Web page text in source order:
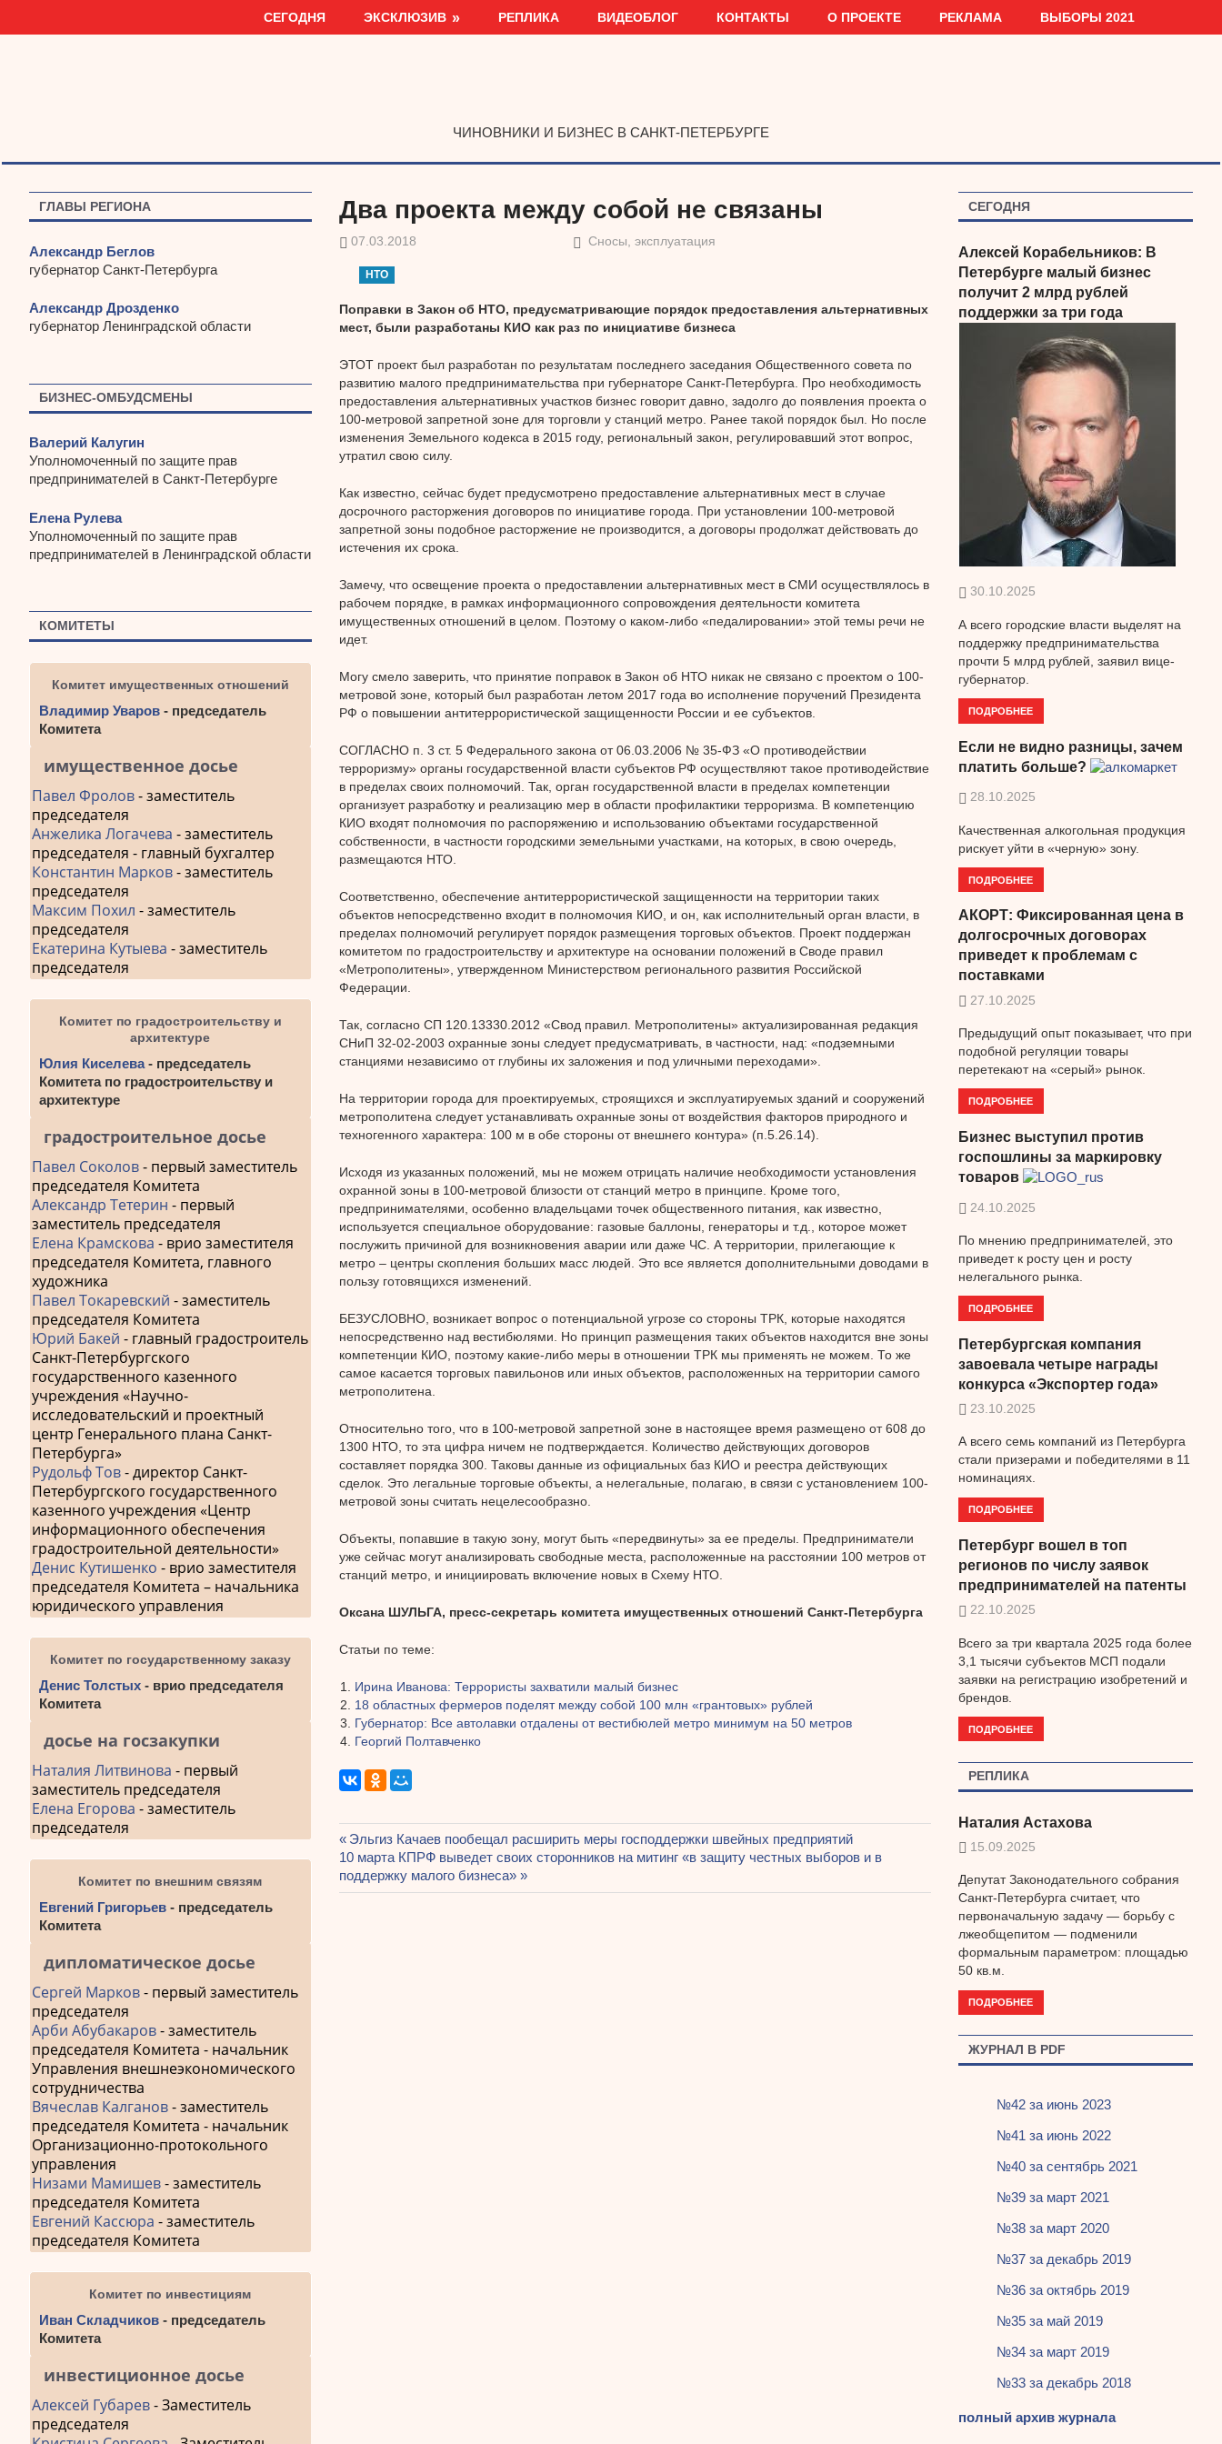
СЕГОДНЯ ЭКСКЛЮЗИВ РЕПЛИКА ВИДЕОБЛОГ КОНТАКТЫ О ПРОЕКТЕ РЕКЛАМА ВЫБОРЫ 2021
ЧИНОВНИКИ И БИЗНЕС В САНКТ-ПЕТЕРБУРГЕ
Два проекта между собой не связаны
07.03.2018 Сносы, эксплуатация
НТО
Поправки в Закон об НТО, предусматривающие порядок предоставления альтернативных
мест, были разработаны КИО как раз по инициативе бизнеса
ЭТОТ проект был разработан по результатам последнего заседания Общественного совета по
развитию малого предпринимательства при губернаторе Санкт-Петербурга. Про необходимость
предоставления альтернативных участков бизнес говорит давно, задолго до появления проекта о
100-метровой запретной зоне для торговли у станций метро. Ранее такой порядок был. Но после
изменения Земельного кодекса в 2015 году, региональный закон, регулировавший этот вопрос,
утратил свою силу.
Как известно, сейчас будет предусмотрено предоставление альтернативных мест в случае
досрочного расторжения договоров по инициативе города. При установлении 100-метровой
запретной зоны подобное расторжение не производится, а договоры продолжат действовать до
истечения их срока.
Замечу, что освещение проекта о предоставлении альтернативных мест в СМИ осуществлялось в
рабочем порядке, в рамках информационного сопровождения деятельности комитета
имущественных отношений в целом. Поэтому о каком-либо «педалировании» этой темы речи не
идет.
Могу смело заверить, что принятие поправок в Закон об НТО никак не связано с проектом о 100-
метровой зоне, который был разработан летом 2017 года во исполнение поручений Президента
РФ о повышении антитеррористической защищенности России и ее субъектов.
СОГЛАСНО п. 3 ст. 5 Федерального закона от 06.03.2006 № 35-ФЗ «О противодействии
терроризму» органы государственной власти субъектов РФ осуществляют такое противодействие
в пределах своих полномочий. Так, орган государственной власти в пределах компетенции
организует разработку и реализацию мер в области профилактики терроризма. В компетенцию
КИО входят полномочия по распоряжению и использованию объектами государственной
собственности, в частности городскими земельными участками, на которых, в свою очередь,
размещаются НТО.
Соответственно, обеспечение антитеррористической защищенности на территории таких
объектов непосредственно входит в полномочия КИО, и он, как исполнительный орган власти, в
пределах полномочий регулирует порядок размещения торговых объектов. Проект поддержан
комитетом по градостроительству и архитектуре на основании положений в Своде правил
«Метрополитены», утвержденном Министерством регионального развития Российской
Федерации.
Так, согласно СП 120.13330.2012 «Свод правил. Метрополитены» актуализированная редакция
СНиП 32-02-2003 охранные зоны следует предусматривать, в частности, над: «подземными
станциями независимо от глубины их заложения и под уличными переходами».
На территории города для проектируемых, строящихся и эксплуатируемых зданий и сооружений
метрополитена следует устанавливать охранные зоны от воздействия факторов природного и
техногенного характера: 100 м в обе стороны от внешнего контура» (п.5.26.14).
Исходя из указанных положений, мы не можем отрицать наличие необходимости установления
охранной зоны в 100-метровой близости от станций метро в принципе. Кроме того,
предпринимателями, особенно владельцами точек общественного питания, как известно,
используется специальное оборудование: газовые баллоны, генераторы и т.д., которое может
послужить причиной для возникновения аварии или даже ЧС. А территории, прилегающие к
метро – центры скопления больших масс людей. Это все является дополнительными доводами в
пользу готовящихся изменений.
БЕЗУСЛОВНО, возникает вопрос о потенциальной угрозе со стороны ТРК, которые находятся
непосредственно над вестибюлями. Но принцип размещения таких объектов находится вне зоны
компетенции КИО, поэтому какие-либо меры в отношении ТРК мы применять не можем. То же
самое касается торговых павильонов или иных объектов, расположенных на территории самого
метрополитена.
Относительно того, что в 100-метровой запретной зоне в настоящее время размещено от 608 до
1300 НТО, то эта цифра ничем не подтверждается. Количество действующих договоров
составляет порядка 300. Таковы данные из официальных баз КИО и реестра действующих
сделок. Это легальные торговые объекты, а нелегальные, полагаю, в связи с установлением 100-
метровой зоны считать нецелесообразно.
Объекты, попавшие в такую зону, могут быть «передвинуты» за ее пределы. Предприниматели
уже сейчас могут анализировать свободные места, расположенные на расстоянии 100 метров от
станций метро, и инициировать включение новых в Схему НТО.
Оксана ШУЛЬГА, пресс-секретарь комитета имущественных отношений Санкт-Петербурга
Статьи по теме:
Ирина Иванова: Террористы захватили малый бизнес
18 областных фермеров поделят между собой 100 млн «грантовых» рублей
Губернатор: Все автолавки отдалены от вестибюлей метро минимум на 50 метров
Георгий Полтавченко
Навигация
по
Предыдущая
запись:
Эльгиз Качаев пообещал расширить меры господдержки швейных предприятий
Следующая
запись:
10 марта КПРФ выведет своих сторонников на митинг «в защиту честных выборов и в
поддержку малого бизнеса»
ГЛАВЫ РЕГИОНА
Александр Беглов
губернатор Санкт-Петербурга
Александр Дрозденко
губернатор Ленинградской области
БИЗНЕС-ОМБУДСМЕНЫ
Валерий Калугин
Уполномоченный по защите прав
предпринимателей в Санкт-Петербурге
Елена Рулева
Уполномоченный по защите прав
предпринимателей в Ленинградской области
КОМИТЕТЫ
Комитет имущественных отношений
Владимир Уваров - председатель
Комитета
имущественное досье
Павел Фролов- заместитель
председателя
Анжелика Логачева - заместитель
председателя - главный бухгалтер
Константин Марков- заместитель
председателя
Максим Похил - заместитель
председателя
Екатерина Кутыева - заместитель
председателя
Комитет по градостроительству и
архитектуре
Юлия Киселева- председатель
Комитета по градостроительству и
архитектуре
градостроительное досье
Павел Соколов- первый заместитель
председателя Комитета
Александр Тетерин - первый
заместитель председателя
Елена Крамскова - врио заместителя
председателя Комитета, главного
художника
Павел Токаревский - заместитель
председателя Комитета
Юрий Бакей - главный градостроитель
Санкт-Петербургского
государственного казенного
учреждения «Научно-
исследовательский и проектный
центр Генерального плана Санкт-
Петербурга»
Рудольф Тов- директор Санкт-
Петербургского государственного
казенного учреждения «Центр
информационного обеспечения
градостроительной деятельности»
Денис Кутишенко - врио заместителя
председателя Комитета – начальника
юридического управления
Комитет по государственному заказу
Денис Толстых - врио председателя
Комитета
досье на госзакупки
Наталия Литвинова - первый
заместитель председателя
Елена Егорова - заместитель
председателя
Комитет по внешним связям
Евгений Григорьев - председатель
Комитета
дипломатическое досье
Сергей Марков- первый заместитель
председателя
Арби Абубакаров- заместитель
председателя Комитета - начальник
Управления внешнеэкономического
сотрудничества
Вячеслав Калганов- заместитель
председателя Комитета - начальник
Организационно-протокольного
управления
Низами Мамишев- заместитель
председателя Комитета
Евгений Кассюра - заместитель
председателя Комитета
Комитет по инвестициям
Иван Складчиков - председатель
Комитета
инвестиционное досье
Алексей Губарев- Заместитель
председателя
СЕГОДНЯ
Алексей Корабельников: В
Петербурге малый бизнес
получит 2 млрд рублей
поддержки за три года
30.10.2025
А всего городские власти выделят на
поддержку предпринимательства
прочти 5 млрд рублей, заявил вице-
губернатор.
ПОДРОБНЕЕ
Если не видно разницы, зачем
платить больше?
28.10.2025
Качественная алкогольная продукция
рискует уйти в «черную» зону.
ПОДРОБНЕЕ
АКОРТ: Фиксированная цена в
долгосрочных договорах
приведет к проблемам с
поставками
27.10.2025
Предыдущий опыт показывает, что при
подобной регуляции товары
перетекают на «серый» рынок.
ПОДРОБНЕЕ
Бизнес выступил против
госпошлины за маркировку
товаров
24.10.2025
По мнению предпринимателей, это
приведет к росту цен и росту
нелегального рынка.
ПОДРОБНЕЕ
Петербургская компания
завоевала четыре награды
конкурса «Экспортер года»
23.10.2025
А всего семь компаний из Петербурга
стали призерами и победителями в 11
номинациях.
ПОДРОБНЕЕ
Петербург вошел в топ
регионов по числу заявок
предпринимателей на патенты
22.10.2025
Всего за три квартала 2025 года более
3,1 тысячи субъектов МСП подали
заявки на регистрацию изобретений и
брендов.
ПОДРОБНЕЕ
РЕПЛИКА
Наталия Астахова
15.09.2025
Депутат Законодательного собрания
Санкт-Петербурга считает, что
первоначальную задачу — борьбу с
лжеобщепитом — подменили
формальным параметром: площадью
50 кв.м.
ПОДРОБНЕЕ
ЖУРНАЛ В PDF
№42 за июнь 2023
№41 за июнь 2022
№40 за сентябрь 2021
№39 за март 2021
№38 за март 2020
№37 за декабрь 2019
№36 за октябрь 2019
№35 за май 2019
№34 за март 2019
№33 за декабрь 2018
полный архив журнала